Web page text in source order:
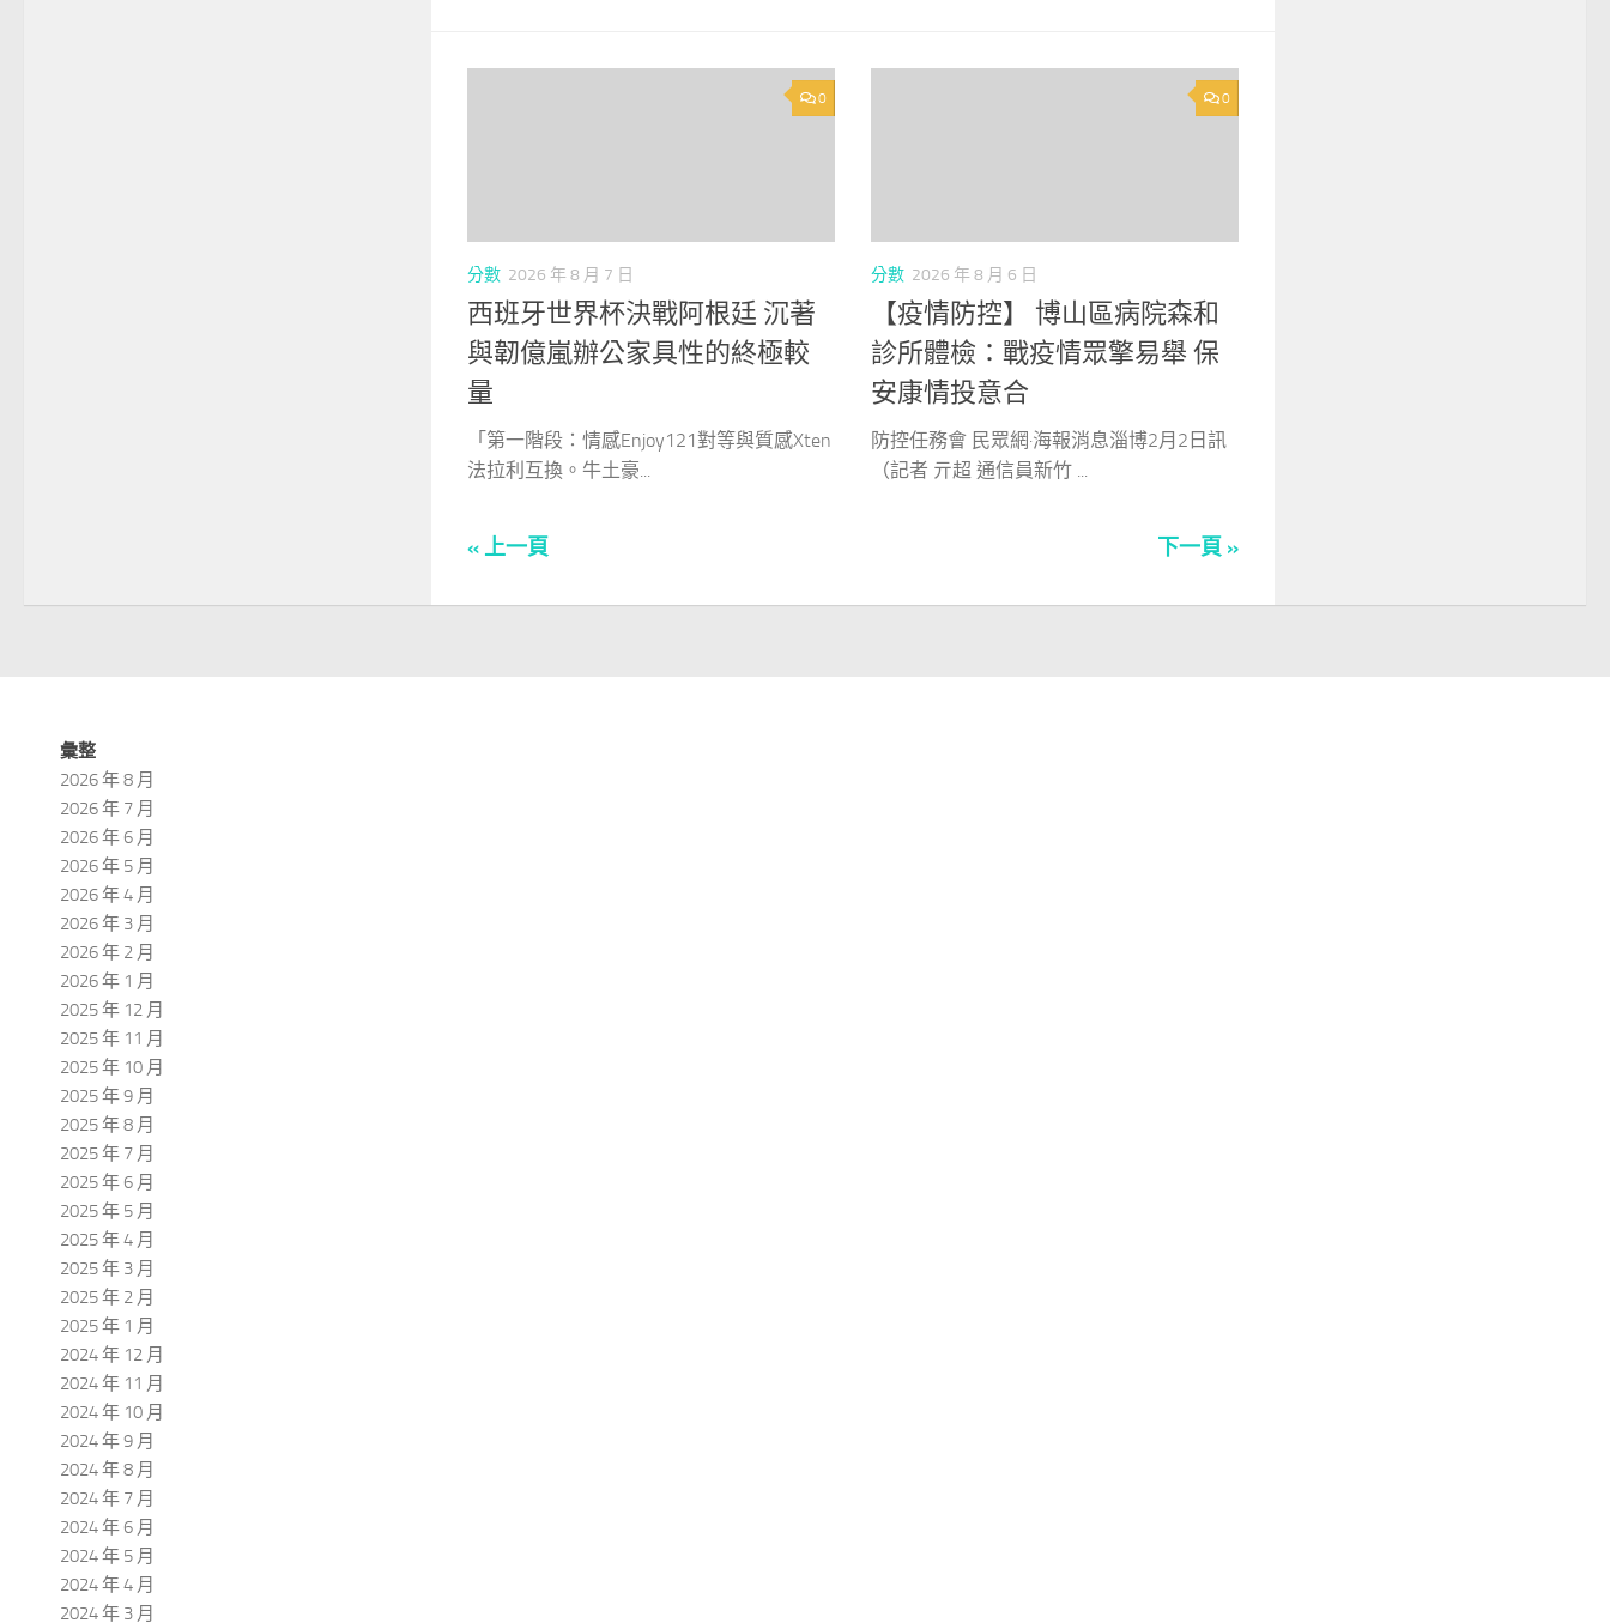
0
分數 2026 年 8 月 7 日
西班牙世界杯決戰阿根廷 沉著
與韌億嵐辦公家具性的終極較
量
「第一階段：情感Enjoy121對等與質感Xten
法拉利互換。牛土豪...
0
分數 2026 年 8 月 6 日
【疫情防控】 博山區病院森和
診所體檢：戰疫情眾擎易舉 保
安康情投意合
防控任務會 民眾網·海報消息淄博2月2日訊
（記者 亓超 通信員新竹 ...
« 上一頁 下一頁 »
彙整
2026 年 8 月
2026 年 7 月
2026 年 6 月
2026 年 5 月
2026 年 4 月
2026 年 3 月
2026 年 2 月
2026 年 1 月
2025 年 12 月
2025 年 11 月
2025 年 10 月
2025 年 9 月
2025 年 8 月
2025 年 7 月
2025 年 6 月
2025 年 5 月
2025 年 4 月
2025 年 3 月
2025 年 2 月
2025 年 1 月
2024 年 12 月
2024 年 11 月
2024 年 10 月
2024 年 9 月
2024 年 8 月
2024 年 7 月
2024 年 6 月
2024 年 5 月
2024 年 4 月
2024 年 3 月